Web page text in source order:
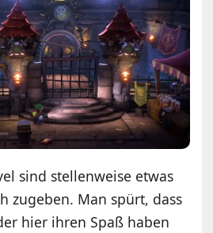
sind stellenweise etwas
zugeben. Man spürt, dass
hier ihren Spaß haben